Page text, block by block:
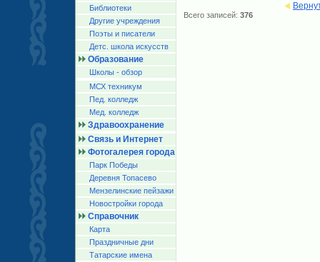
Библиотеки
Другие учреждения
Поэты и писатели
Детс. школа искусств
Образование
Школы - обзор
МСХ техникум
Пед. колледж
Мед. колледж
Здравоохранение
Связь и Интернет
Фотогалерея города
Парк Победы
Деревня Топасево
Мензелинские пейзажи
Новостройки города
Справочник
Карта
Праздничные дни
Татарские имена
Всего записей: 376